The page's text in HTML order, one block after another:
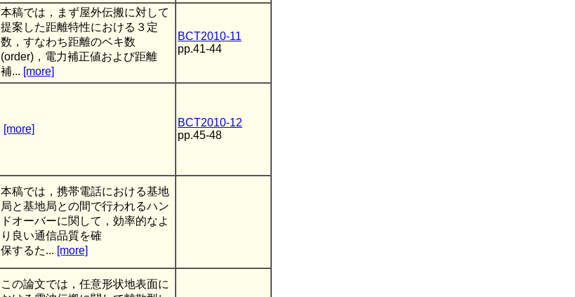
本稿では，まず屋外伝搬に対して
提案した距離特性における３定
数，すなわち距離のベキ数
(order)，電力補正値および距離
補... [more]
BCT2010-11
pp.41-44
[more]
BCT2010-12
pp.45-48
本稿では，携帯電話における基地
局と基地局との間で行われるハン
ドオーバーに関して，効率的なよ
り良い通信品質を確
保するた... [more]
この論文では，任意形状地表面に